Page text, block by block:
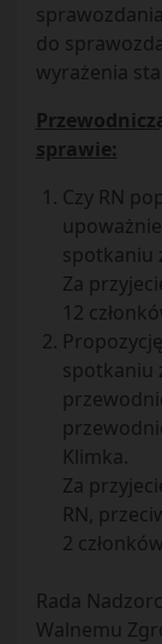
do
wyrażenia
sprawie:
Czy RN
spotkaniu
Za
12
spotkaniu
Klimka.
Za
RN,
2
Rada
Walnemu